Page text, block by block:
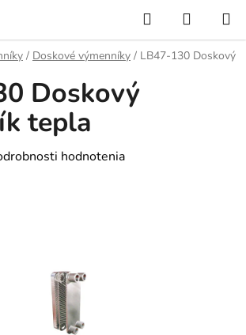
Hľadať
KOŠÍK
/ Doskové výmenníky / LB47-130 Doskový
Doskový
tepla
hodnotenia